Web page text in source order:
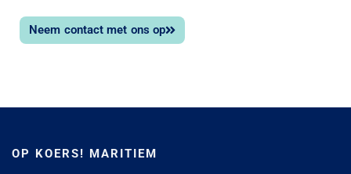
Neem contact met ons op
OP KOERS! MARITIEM